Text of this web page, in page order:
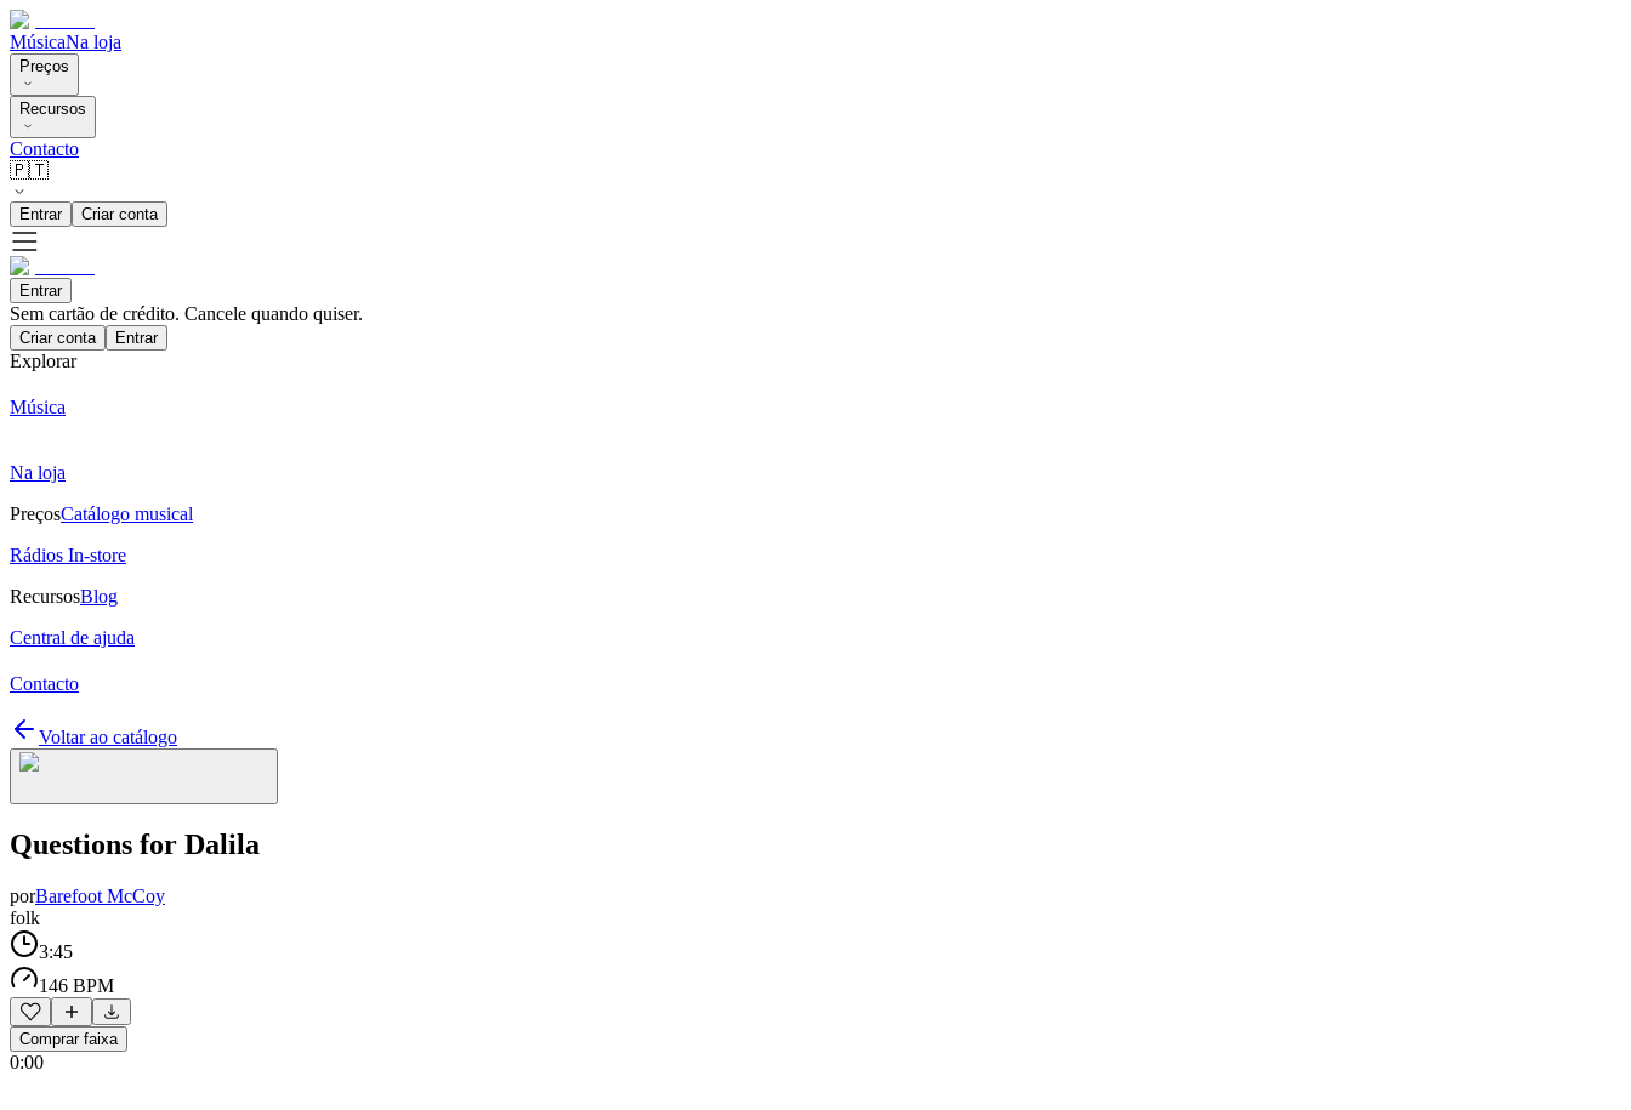
MúsicaNa loja
Preços
Recursos
Contacto
🇵🇹
Entrar Criar conta
Entrar
Sem cartão de crédito. Cancele quando quiser.
Criar conta Entrar
Explorar
Música
Na loja
PreçosCatálogo musical
Rádios In-store
RecursosBlog
Central de ajuda
Contacto
Voltar ao catálogo
Questions for Dalila
porBarefoot McCoy
folk
3:45
146 BPM
Comprar faixa
0:00